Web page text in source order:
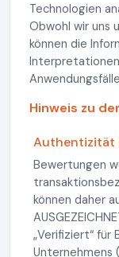
Technologien
Obwohl wir uns
können die
Hinweis zu
Authentizität
Bewertungen
können daher
„Verifiziert“ für
Unternehmens